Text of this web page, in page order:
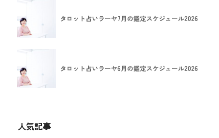
タロット占いラーヤ7月の鑑定スケジュール2026
タロット占いラーヤ6月の鑑定スケジュール2026
人気記事